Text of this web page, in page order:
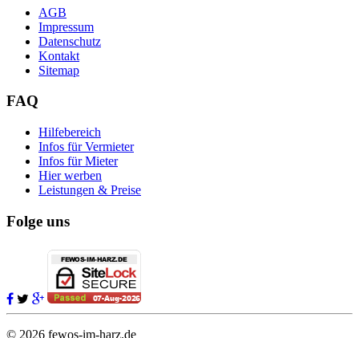
AGB
Impressum
Datenschutz
Kontakt
Sitemap
FAQ
Hilfebereich
Infos für Vermieter
Infos für Mieter
Hier werben
Leistungen & Preise
Folge uns
© 2026 fewos-im-harz.de